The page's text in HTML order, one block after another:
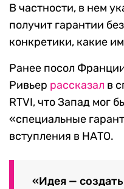
В частности, в нем
получит гарантии
конкретики, какие
Ранее посол
Ривьер рассказал в
RTVI, что Запад мог
«специальные
вступления в НАТО.
«Идея —